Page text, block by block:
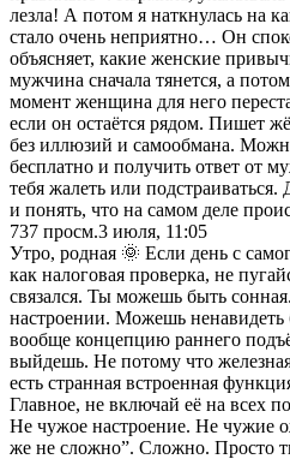
лезла! А потом я наткнулась на
стало очень неприятно… Он
объясняет, какие женские
мужчина сначала тянется, а
момент женщина для него
если он остаётся рядом. Пишет
без иллюзий и самообмана.
бесплатно и получить ответ от
тебя жалеть или
и понять, что на самом деле
737 просм.3 июля, 11:05
Утро, родная 🌞 Если день с
как налоговая проверка, не
связался. Ты можешь быть
настроении. Можешь
вообще концепцию раннего
выйдешь. Не потому что
есть странная встроенная
Главное, не включай её на всех
Не чужое настроение. Не чужие
же не сложно”. Сложно. Просто